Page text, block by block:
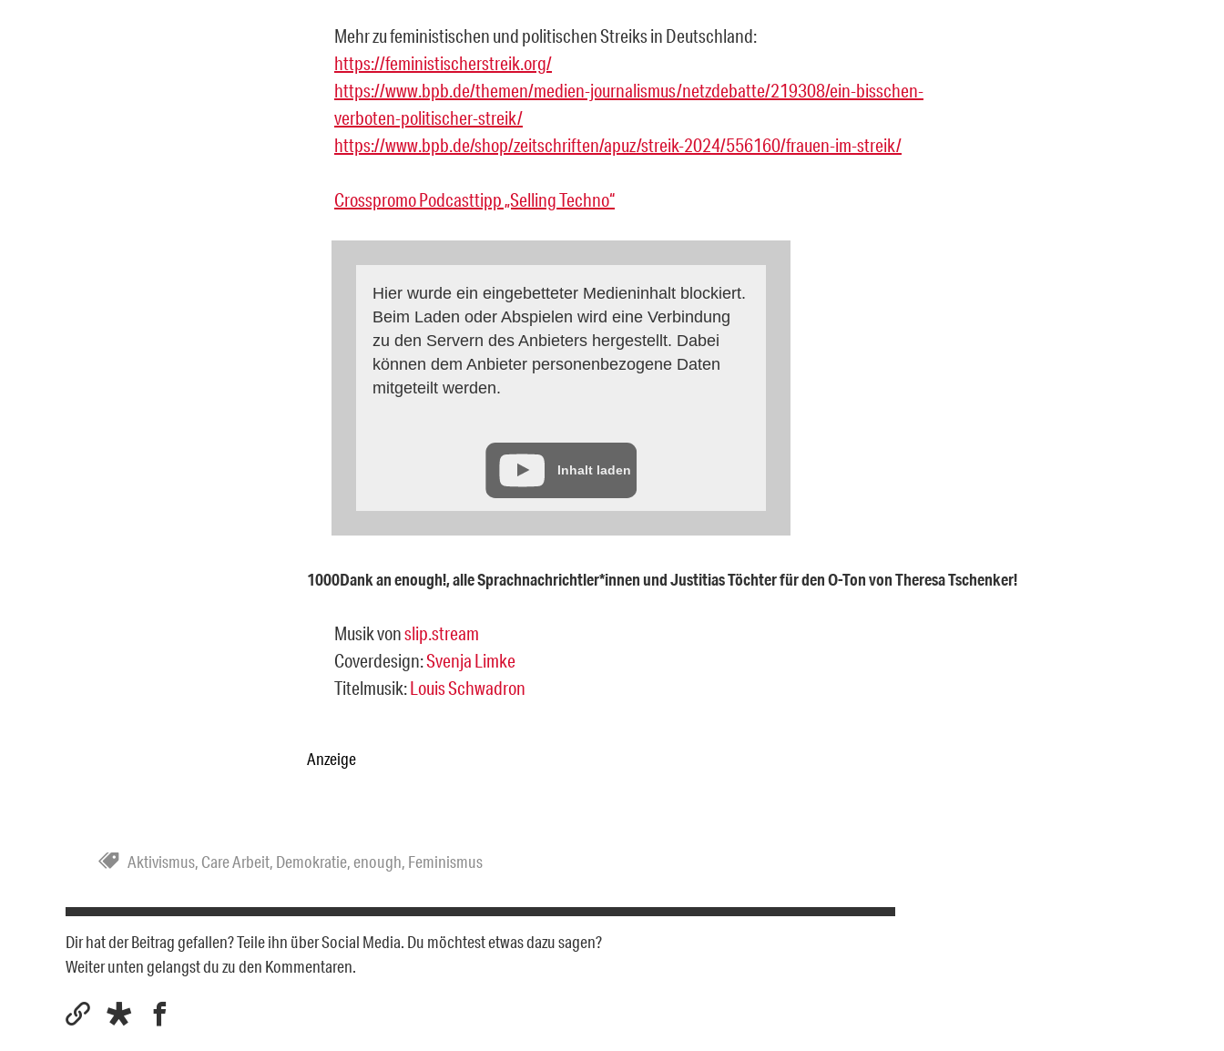
Mehr zu feministischen und politischen Streiks in Deutschland:
https://feministischerstreik.org/
https://www.bpb.de/themen/medien-journalismus/netzdebatte/219308/ein-bisschen-
verboten-politischer-streik/
https://www.bpb.de/shop/zeitschriften/apuz/streik-2024/556160/frauen-im-streik/
Crosspromo Podcasttipp „Selling Techno“
Hier wurde ein eingebetteter Medieninhalt blockiert.
Beim Laden oder Abspielen wird eine Verbindung
zu den Servern des Anbieters hergestellt. Dabei
können dem Anbieter personenbezogene Daten
mitgeteilt werden.
Inhalt laden
1000Dank an enough!, alle Sprachnachrichtler*innen und Justitias Töchter für den O-Ton von Theresa Tschenker!
Musik vonslip.stream
Coverdesign:Svenja Limke
Titelmusik:Louis Schwadron
Anzeige
Aktivismus, Care Arbeit, Demokratie, enough, Feminismus
Dir hat der Beitrag gefallen? Teile ihn über Social Media. Du möchtest etwas dazu sagen?
Weiter unten gelangst du zu den Kommentaren.